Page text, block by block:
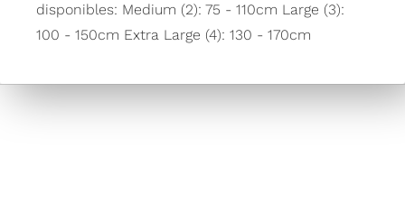
disponibles: Medium (2): 75 - 110cm Large (3):
100 - 150cm Extra Large (4): 130 - 170cm